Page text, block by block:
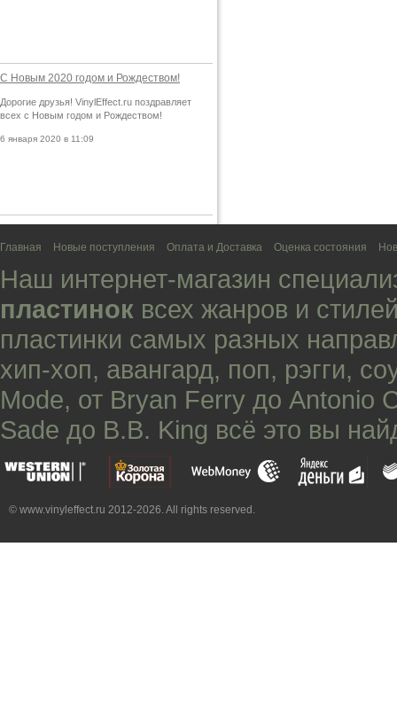
С Новым 2020 годом и Рождеством!
Дорогие друзья! VinylEffect.ru поздравляет
всех с Новым годом и Рождеством!
6 января 2020 в 11:09
Главная Новые поступления Оплата и Доставка Оценка состояния
Наш интернет-магазин
пластинок всех жанров и
пластинки самых разных
хип-хоп, авангард, поп, рэгги,
Mode, от Bryan Ferry до Antonio
Sade до B.B. King всё это вы
© www.vinyleffect.ru 2012-2026. All rights reserved.